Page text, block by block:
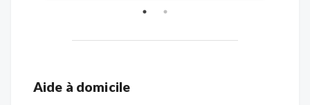
Aide à domicile